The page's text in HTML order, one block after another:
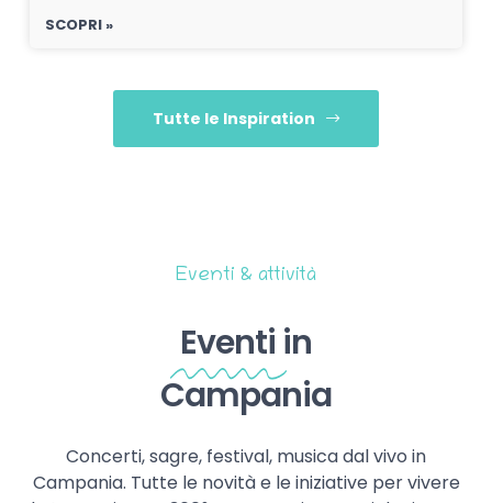
SCOPRI »
Tutte le Inspiration
Eventi & attività
Eventi in
Campania
Concerti, sagre, festival, musica dal vivo in
Campania. Tutte le novità e le iniziative per vivere